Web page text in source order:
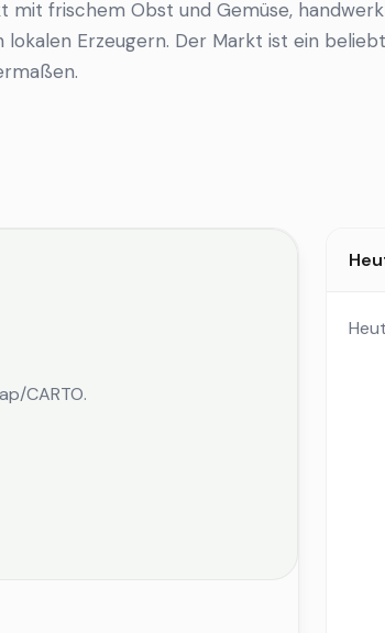
mit frischem Obst und Gemüse,
Erzeugern. Der Markt ist ein
CARTO.